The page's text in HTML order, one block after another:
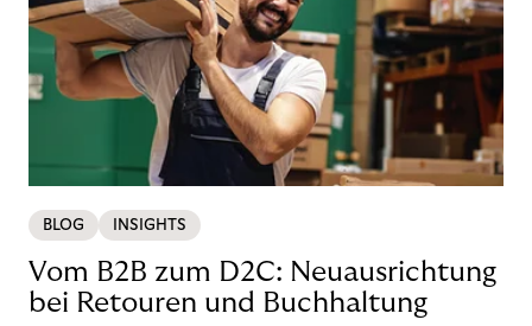
BLOG INSIGHTS
Vom B2B zum D2C: Neuausrichtung
bei Retouren und Buchhaltung